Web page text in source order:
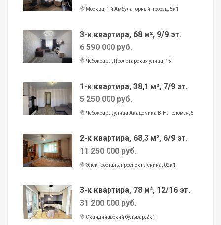
Москва, 1-й Амбулаторный проезд, 5к1
3-к квартира, 68 м², 9/9 эт.
6 590 000 руб.
Чебоксары, Пролетарская улица, 15
1-к квартира, 38,1 м², 7/9 эт.
5 250 000 руб.
Чебоксары, улица Академика В.Н.Челомея, 5
2-к квартира, 68,3 м², 6/9 эт.
11 250 000 руб.
Электросталь, проспект Ленина, 02к1
3-к квартира, 78 м², 12/16 эт.
31 200 000 руб.
Скандинавский бульвар, 2к1